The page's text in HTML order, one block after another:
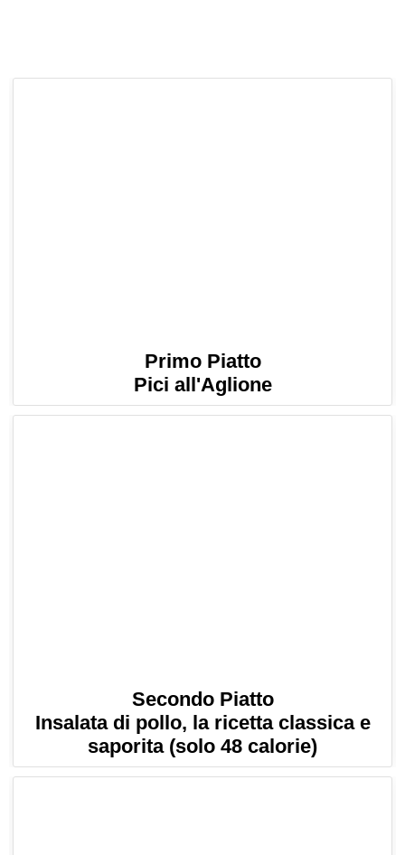
Primo Piatto
Pici all'Aglione
Secondo Piatto
Insalata di pollo, la ricetta classica e
saporita (solo 48 calorie)